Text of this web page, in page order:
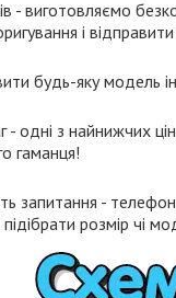
- виготовляємо
і
будь-яку модель
одні з найнижчих
гаманця!
запитання -
розмір чі